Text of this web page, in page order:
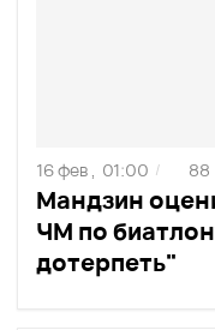
Мандзин
ЧМ по
дотерпеть"
16 фев , 01:00 / 88